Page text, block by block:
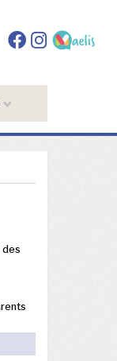
des